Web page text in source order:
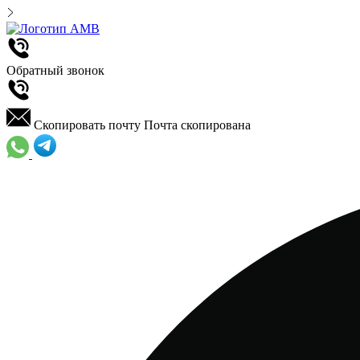
Обратный звонок
Скопировать почту Почта скопирована